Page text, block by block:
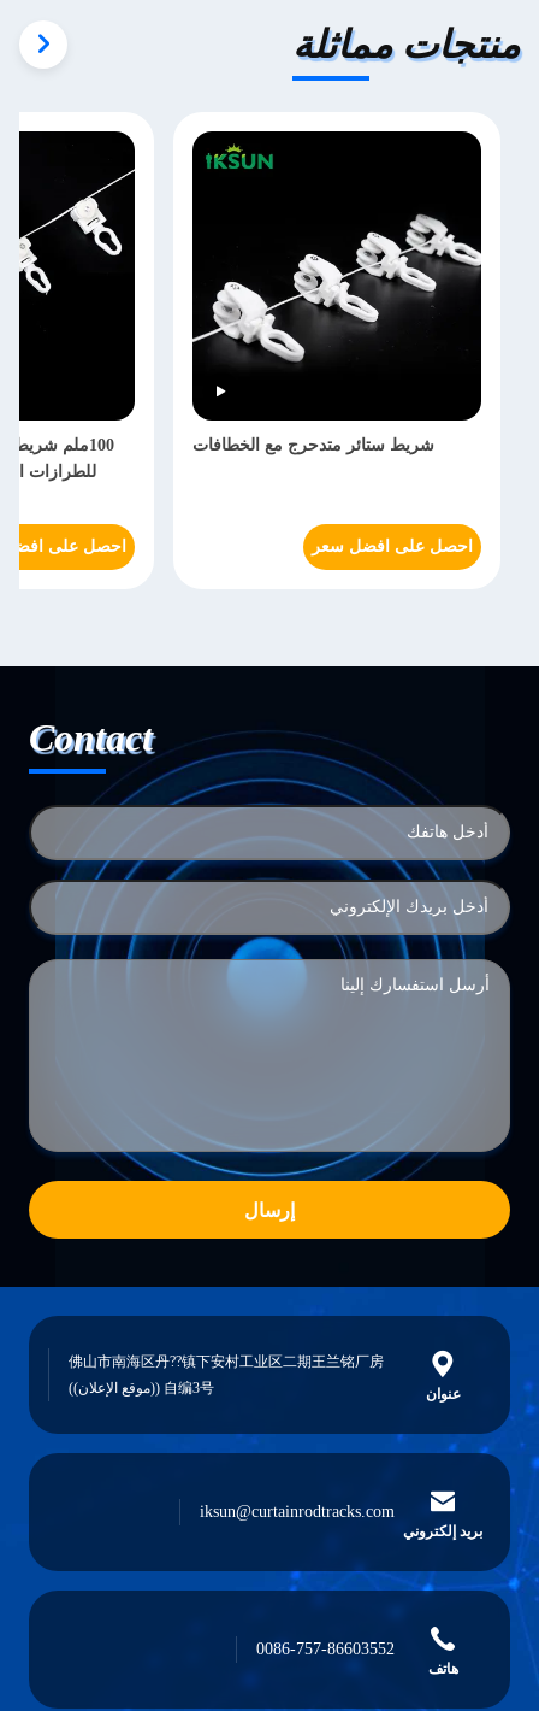
منتجات مماثلة
شريط ستائر متدحرج مع الخطافات
احصل على افضل سعر
100ملم شريط
للطرازات
احصل على
Contact
إرسال
عنوان
佛山市南海区丹??镇下安村工业区二期王兰铭厂房
自编3号 ((موقع الإعلان))
بريد إلكتروني
iksun@curtainrodtracks.com
هاتف
0086-757-86603552